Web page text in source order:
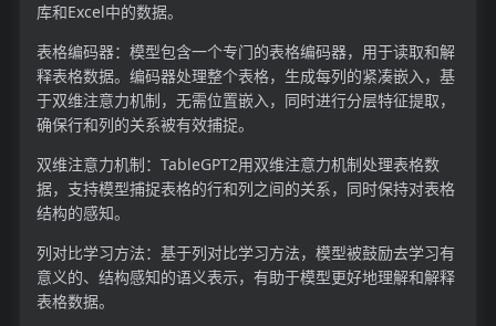
库和Excel中的数据。
表格编码器：模型包含一个专门的表格编码器，用于读取和解
释表格数据。编码器处理整个表格，生成每列的紧凑嵌入，基
于双维注意力机制，无需位置嵌入，同时进行分层特征提取，
确保行和列的关系被有效捕捉。
双维注意力机制：TableGPT2用双维注意力机制处理表格数
据，支持模型捕捉表格的行和列之间的关系，同时保持对表格
结构的感知。
列对比学习方法：基于列对比学习方法，模型被鼓励去学习有
意义的、结构感知的语义表示，有助于模型更好地理解和解释
表格数据。